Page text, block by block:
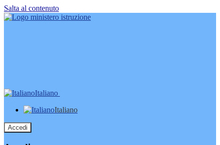
Salta al contenuto
Italiano
Italiano
Accedi